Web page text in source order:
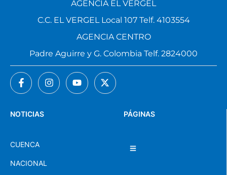
PÁGINAS
NOTICIAS
CUENCA
NACIONAL
AGENCIA EL VERGEL
C.C. EL VERGEL Local 107 Telf. 4103554
AGENCIA CENTRO
Padre Aguirre y G. Colombia Telf. 2824000